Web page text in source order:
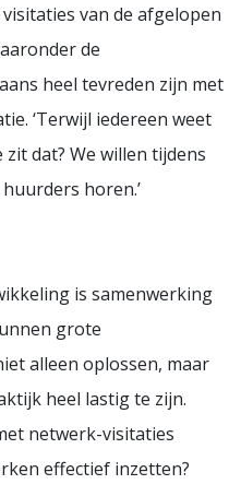
van de afgelopen
de
heel tevreden zijn met
‘Terwijl iedereen weet
dat? We willen tijdens
horen.’
is samenwerking
grote
alleen oplossen, maar
heel lastig te zijn.
netwerk-visitaties
effectief inzetten?